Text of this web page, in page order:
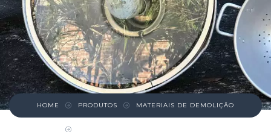
HOME PRODUTOS MATERIAIS DE DEMOLIÇÃO